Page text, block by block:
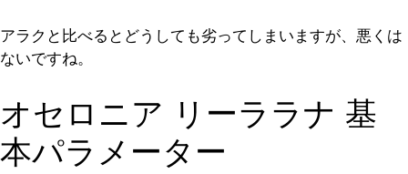
アラクと比べるとどうしても劣ってしまいますが、悪くは
ないですね。
オセロニア リーララナ 基
本パラメーター